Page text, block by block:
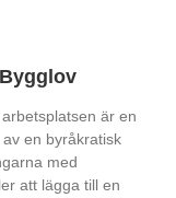
är en
en byråkratisk
med
att lägga till en